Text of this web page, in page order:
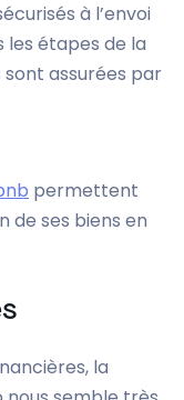
à l’envoi
les étapes de la
assurées par
permettent
de ses biens en
la